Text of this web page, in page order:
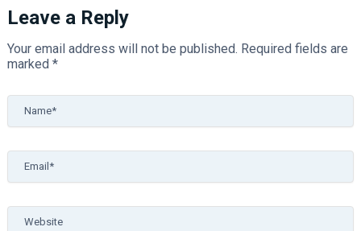
Leave a Reply
Your email address will not be published. Required fields are
marked *
Name*
Email*
Website